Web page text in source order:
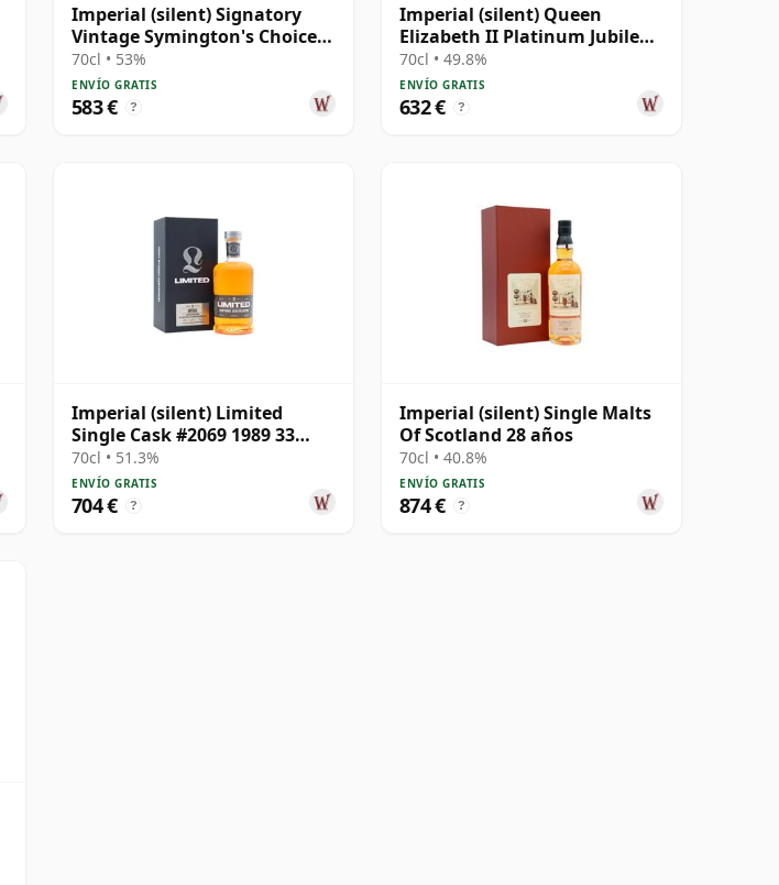
Imperial (silent) Signatory
Vintage Symington's Choice
Single Cask # 1995 30 años
70cl • 53%
ENVÍO GRATIS
583 € ?
Imperial (silent) Queen
Elizabeth II Platinum Jubilee
Hunter Laing's 1998 23 años
70cl • 49.8%
ENVÍO GRATIS
632 € ?
Imperial (silent) Limited
Single Cask #2069 1989 33
años
70cl • 51.3%
ENVÍO GRATIS
704 € ?
Imperial (silent) Single Malts
Of Scotland 28 años
70cl • 40.8%
ENVÍO GRATIS
874 € ?